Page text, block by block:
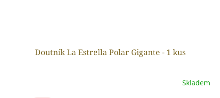
Doutník La Estrella Polar Gigante - 1 kus
Skladem